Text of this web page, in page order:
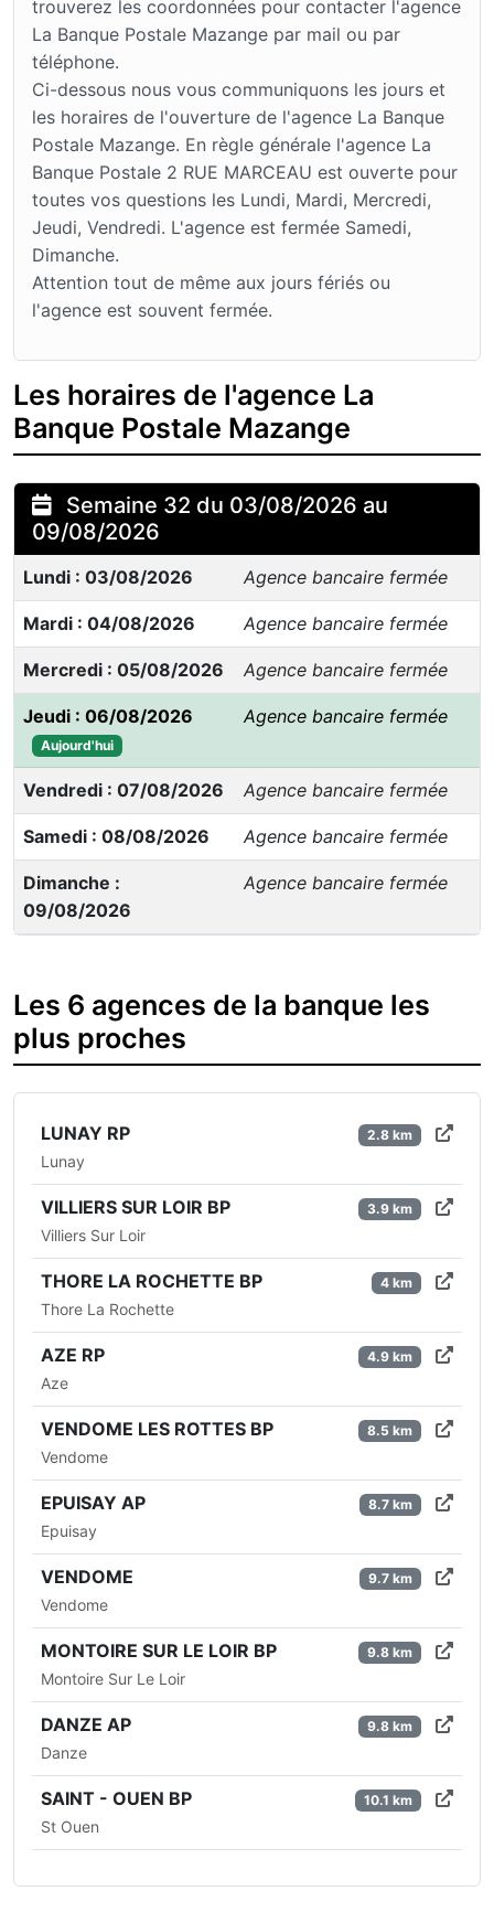
trouverez les coordonnées pour contacter l'agence
La Banque Postale Mazange par mail ou par
téléphone.
Ci-dessous nous vous communiquons les jours et
les horaires de l'ouverture de l'agence La Banque
Postale Mazange. En règle générale l'agence La
Banque Postale 2 RUE MARCEAU est ouverte pour
toutes vos questions les Lundi, Mardi, Mercredi,
Jeudi, Vendredi. L'agence est fermée Samedi,
Dimanche.
Attention tout de même aux jours fériés ou
l'agence est souvent fermée.
Les horaires de l'agence La
Banque Postale Mazange
Semaine 32 du 03/08/2026 au
09/08/2026
Lundi : 03/08/2026 Agence bancaire fermée
Mardi : 04/08/2026 Agence bancaire fermée
Mercredi : 05/08/2026 Agence bancaire fermée
Jeudi : 06/08/2026
Aujourd'hui
Agence bancaire fermée
Vendredi : 07/08/2026 Agence bancaire fermée
Samedi : 08/08/2026 Agence bancaire fermée
Dimanche :
09/08/2026
Agence bancaire fermée
Les 6 agences de la banque les
plus proches
LUNAY RP
Lunay
2.8 km
VILLIERS SUR LOIR BP
Villiers Sur Loir
3.9 km
THORE LA ROCHETTE BP
Thore La Rochette
4 km
AZE RP
Aze
4.9 km
VENDOME LES ROTTES BP
Vendome
8.5 km
EPUISAY AP
Epuisay
8.7 km
VENDOME
Vendome
9.7 km
MONTOIRE SUR LE LOIR BP
Montoire Sur Le Loir
9.8 km
DANZE AP
Danze
9.8 km
SAINT - OUEN BP
St Ouen
10.1 km